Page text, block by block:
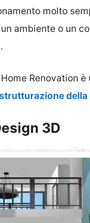
molto
ambiente o un
Renovation
della
3D